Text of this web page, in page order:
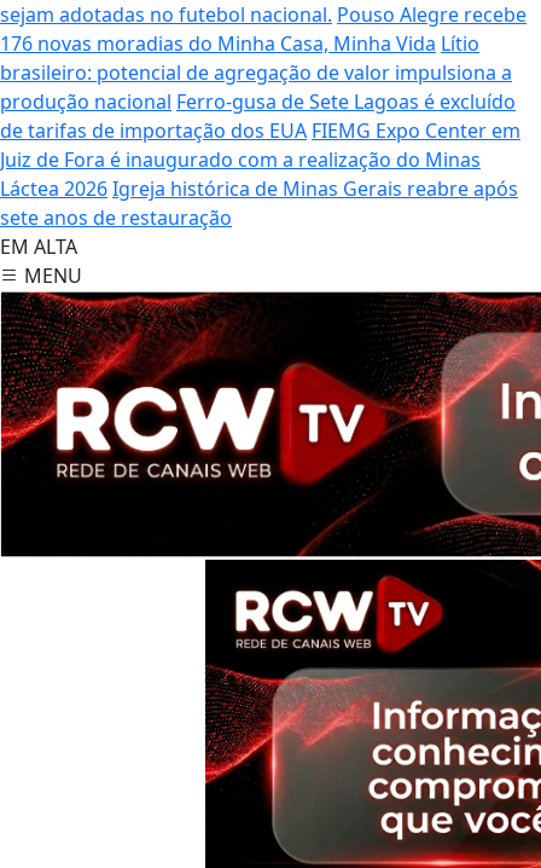
sejam adotadas no futebol nacional. Pouso Alegre recebe
176 novas moradias do Minha Casa, Minha Vida Lítio
brasileiro: potencial de agregação de valor impulsiona a
produção nacional Ferro-gusa de Sete Lagoas é excluído
de tarifas de importação dos EUA FIEMG Expo Center em
Juiz de Fora é inaugurado com a realização do Minas
Láctea 2026Igreja histórica de Minas Gerais reabre após
sete anos de restauração
EM ALTA
MENU